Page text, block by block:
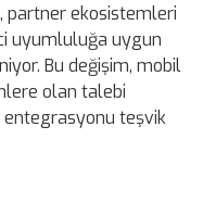
partner ekosistemleri
uyumluluğa uygun
Bu değişim, mobil
olan talebi
teşvik